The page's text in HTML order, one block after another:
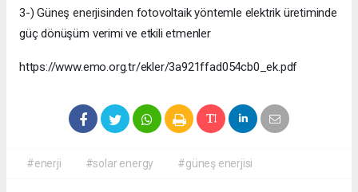
3-) Güneş enerjisinden fotovoltaik yöntemle elektrik üretiminde
güç dönüşüm verimi ve etkili etmenler
https://www.emo.org.tr/ekler/3a921ffad054cb0_ek.pdf
#enerji #solar energy #güneş enerjisi